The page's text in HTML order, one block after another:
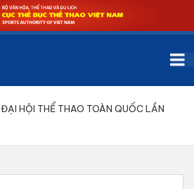
ĐẠI HỘI THỂ THAO TOÀN QUỐC LẦN